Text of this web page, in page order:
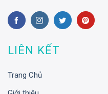
LIÊN KẾT
Trang Chủ